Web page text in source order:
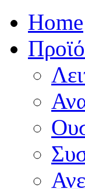
Home